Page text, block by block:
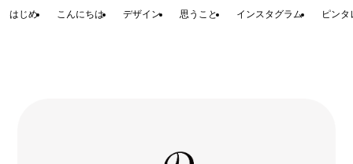
はじめ こんにちは デザイン 思うこと インスタグラム ピンタ